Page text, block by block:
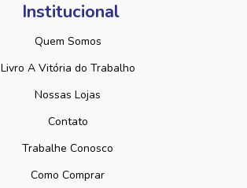
Institucional
Quem Somos
Livro A Vitória do Trabalho
Nossas Lojas
Contato
Trabalhe Conosco
Como Comprar